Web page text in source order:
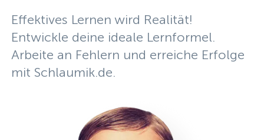
Effektives Lernen wird Realität!
Entwickle deine ideale Lernformel.
Arbeite an Fehlern und erreiche Erfolge
mit Schlaumik.de.